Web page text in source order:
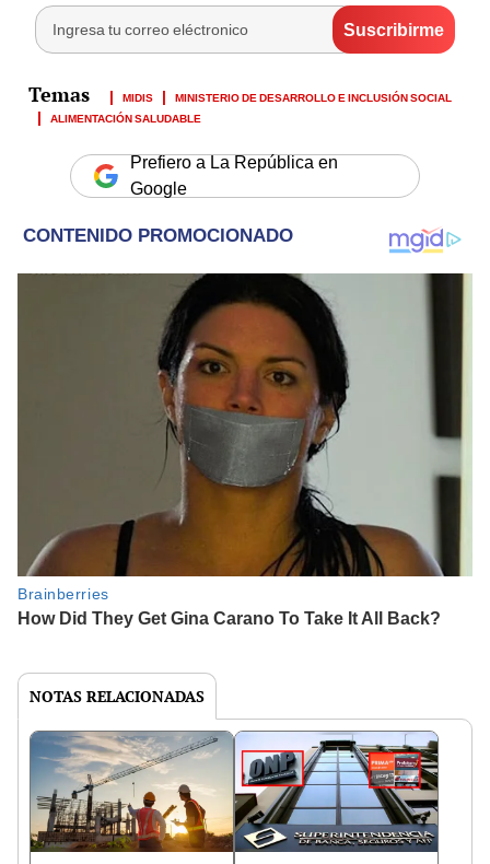
MIDIS
MINISTERIO DE DESARROLLO E INCLUSIÓN SOCIAL
ALIMENTACIÓN SALUDABLE
Prefiero a La República en
Google
NOTAS RELACIONADAS